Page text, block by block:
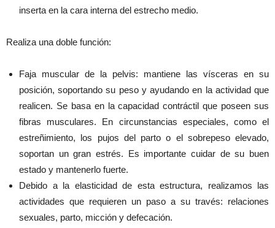
inserta en la cara interna del estrecho medio.
Realiza una doble función:
Faja muscular de la pelvis: mantiene las vísceras en su
posición, soportando su peso y ayudando en la actividad que
realicen. Se basa en la capacidad contráctil que poseen sus
fibras musculares. En circunstancias especiales, como el
estreñimiento, los pujos del parto o el sobrepeso elevado,
soportan un gran estrés. Es importante cuidar de su buen
estado y mantenerlo fuerte.
Debido a la elasticidad de esta estructura, realizamos las
actividades que requieren un paso a su través: relaciones
sexuales, parto, micción y defecación.